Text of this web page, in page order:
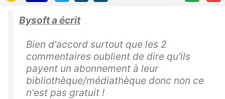
Bysoft a écrit
Bien d'accord surtout que les 2
commentaires oublient de dire qu'ils
payent un abonnement à leur
bibliothèque/médiathèque donc non ce
n'est pas gratuit !